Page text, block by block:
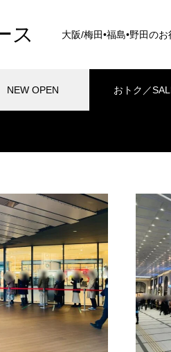
ス 大阪/梅田•福島•野田の
NEW OPEN おトク／